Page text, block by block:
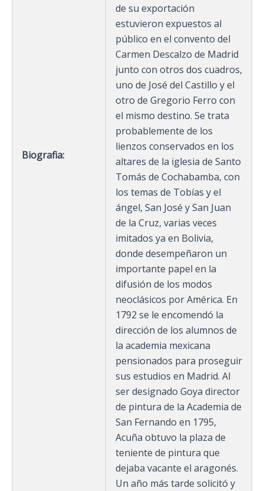
Biografia:
de su exportación
estuvieron expuestos al
público en el convento del
Carmen Descalzo de Madrid
junto con otros dos cuadros,
uno de José del Castillo y el
otro de Gregorio Ferro con
el mismo destino. Se trata
probablemente de los
lienzos conservados en los
altares de la iglesia de Santo
Tomás de Cochabamba, con
los temas de Tobías y el
ángel, San José y San Juan
de la Cruz, varias veces
imitados ya en Bolivia,
donde desempeñaron un
importante papel en la
difusión de los modos
neoclásicos por América.​ En
1792 se le encomendó la
dirección de los alumnos de
la academia mexicana
pensionados para proseguir
sus estudios en Madrid.​ Al
ser designado Goya director
de pintura de la Academia de
San Fernando en 1795,
Acuña obtuvo la plaza de
teniente de pintura que
dejaba vacante el aragonés.
Un año más tarde solicitó y